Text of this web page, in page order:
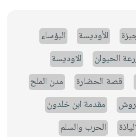
الأوديسة
البؤساء
الحيوان
الاوديسة
قصة الحضارة
مدن الملح
مقدمة ابن خلدون
الحرب والسلم